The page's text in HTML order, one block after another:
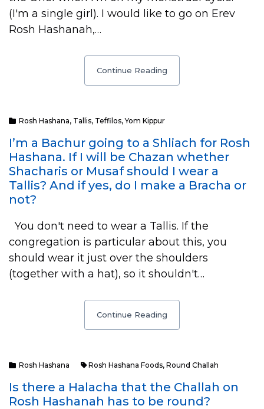
(I'm a single girl). I would like to go on Erev
Rosh Hashanah,…
Continue Reading
Rosh Hashana, Tallis, Teffilos,Yom Kippur
I’m a Bachur going to a Shliach for Rosh
Hashana. If I will be Chazan whether
Shacharis or Musaf should I wear a
Tallis? And if yes, do I make a Bracha or
not?
You don't need to wear a Tallis. If the
congregation is particular about this, you
should wear it just over the shoulders
(together with a hat), so it shouldn't…
Continue Reading
Rosh Hashana Rosh Hashana Foods, Round Challah
Is there a Halacha that the Challah on
Rosh Hashanah has to be round?